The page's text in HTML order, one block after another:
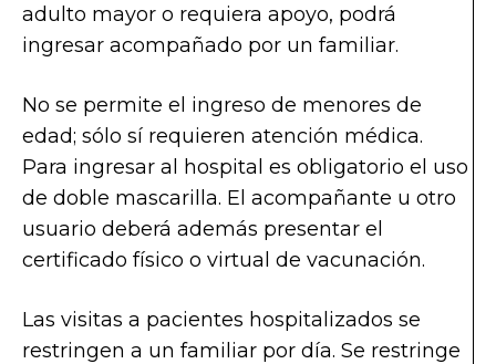
adulto mayor o requiera apoyo, podrá
ingresar acompañado por un familiar.
No se permite el ingreso de menores de
edad; sólo sí requieren atención médica.
Para ingresar al hospital es obligatorio el uso
de doble mascarilla. El acompañante u otro
usuario deberá además presentar el
certificado físico o virtual de vacunación.
Las visitas a pacientes hospitalizados se
restringen a un familiar por día. Se restringe